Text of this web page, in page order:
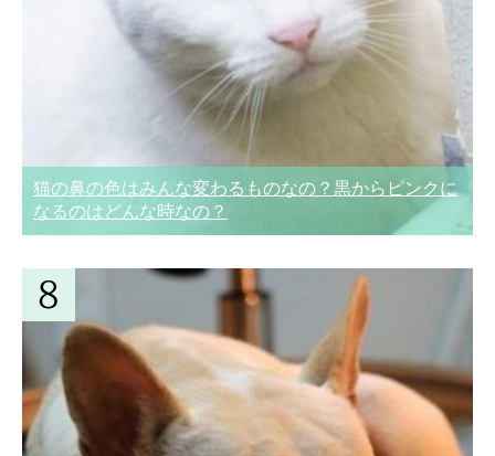
猫の鼻の色はみんな変わるものなの？黒からピンクに
なるのはどんな時なの？